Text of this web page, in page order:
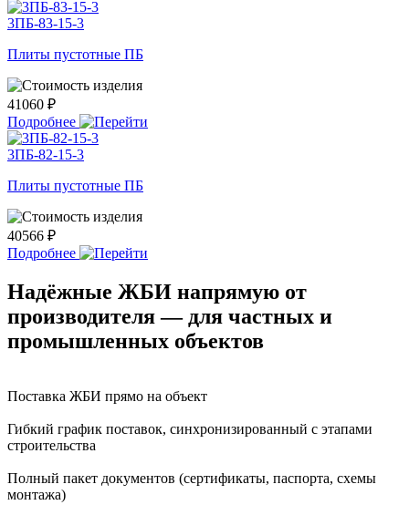
3ПБ-83-15-3
Плиты пустотные ПБ
41060 ₽
Подробнее
3ПБ-82-15-3
Плиты пустотные ПБ
40566 ₽
Подробнее
Надёжные ЖБИ напрямую от
производителя — для частных и
промышленных объектов
Поставка ЖБИ прямо на объект
Гибкий график поставок, синхронизированный с этапами
строительства
Полный пакет документов (сертификаты, паспорта, схемы
монтажа)